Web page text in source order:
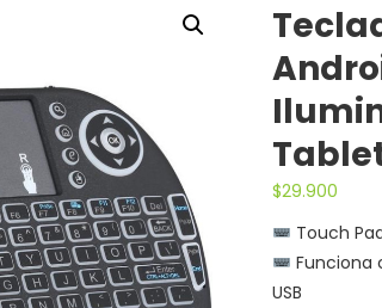
$29.900
Touch
Funciona
USB